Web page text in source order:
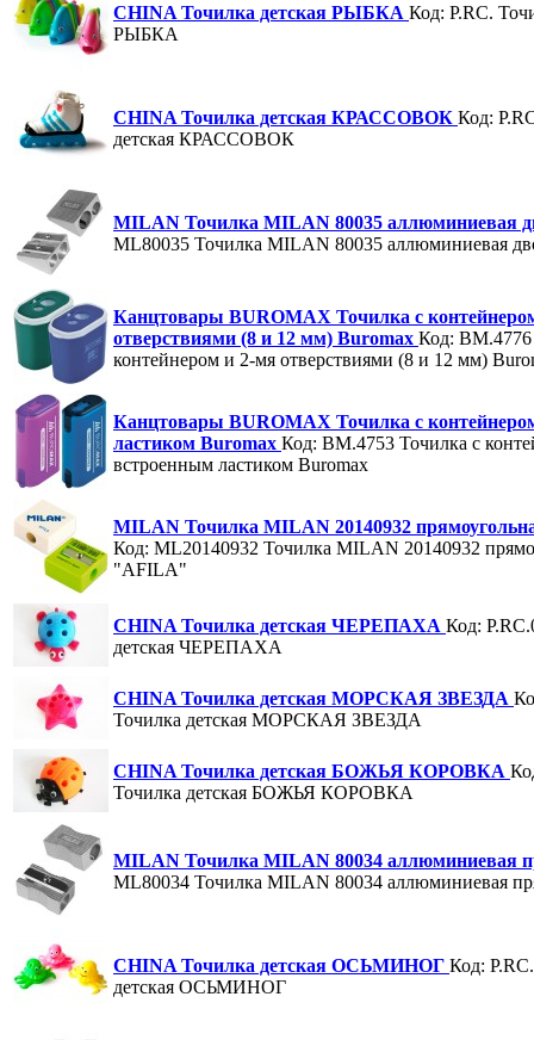
CHINA Точилка детская РЫБКА Код: P.RC.
РЫБКА
CHINA Точилка детская КРАССОВОК Код:
детская КРАССОВОК
MILAN Точилка MILAN 80035 аллюминиевая
ML80035 Точилка MILAN 80035 аллюминиевая
Канцтовары BUROMAX Точилка с
отверствиями (8 и 12 мм) Buromax Код: BM.4776
контейнером и 2-мя отверствиями (8 и 12 мм)
Канцтовары BUROMAX Точилка с
ластиком Buromax Код: BM.4753 Точилка с
встроенным ластиком Buromax
MILAN Точилка MILAN 20140932
Код: ML20140932 Точилка MILAN 20140932
"AFILA"
CHINA Точилка детская ЧЕРЕПАХА Код:
детская ЧЕРЕПАХА
CHINA Точилка детская МОРСКАЯ ЗВЕЗДА
Точилка детская МОРСКАЯ ЗВЕЗДА
CHINA Точилка детская БОЖЬЯ КОРОВКА
Точилка детская БОЖЬЯ КОРОВКА
MILAN Точилка MILAN 80034 аллюминиевая
ML80034 Точилка MILAN 80034 аллюминиевая
CHINA Точилка детская ОСЬМИНОГ Код:
детская ОСЬМИНОГ